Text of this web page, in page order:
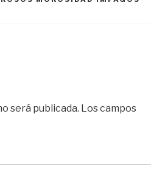
será publicada. Los campos